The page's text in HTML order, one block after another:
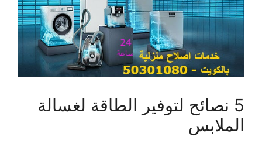
5 نصائح لتوفير الطاقة لغسالة
الملابس